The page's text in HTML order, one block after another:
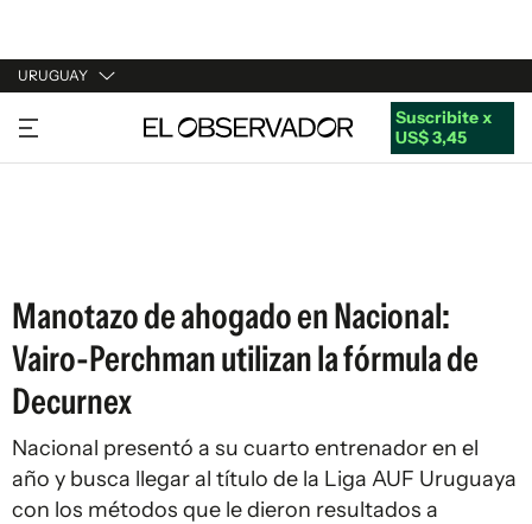
URUGUAY
URUGUAY
ARGENTINA
Suscribite x
US$ 3,45
Manotazo de ahogado en Nacional:
Vairo-Perchman utilizan la fórmula de
Decurnex
Nacional presentó a su cuarto entrenador en el
año y busca llegar al título de la Liga AUF Uruguaya
con los métodos que le dieron resultados a